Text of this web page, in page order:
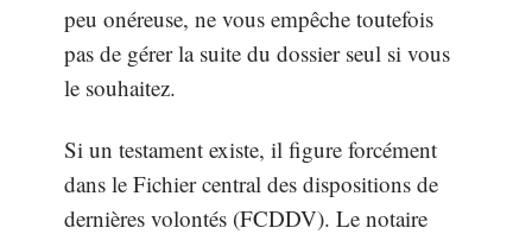
peu onéreuse, ne vous empêche toutefois
pas de gérer la suite du dossier seul si vous
le souhaitez.
Si un testament existe, il figure forcément
dans le Fichier central des dispositions de
dernières volontés (FCDDV). Le notaire